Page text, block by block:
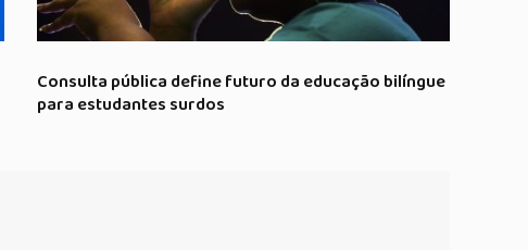
Consulta pública define futuro da educação bilíngue
para estudantes surdos